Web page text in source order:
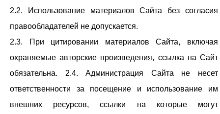
2.2. Использование материалов Сайта без согласия
правообладателей не допускается.
2.3. При цитировании материалов Сайта, включая
охраняемые авторские произведения, ссылка на Сайт
обязательна. 2.4. Администрация Сайта не несет
ответственности за посещение и использование им
внешних ресурсов, ссылки на которые могут